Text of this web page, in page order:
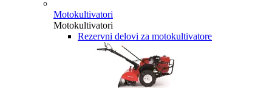
Motokultivatori
Motokultivatori
Rezervni delovi za motokultivatore